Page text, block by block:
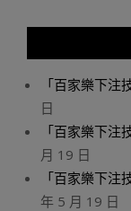
「百家樂下注
日
「百家樂下注
月 19 日
「百家樂下注
年 5 月 19 日